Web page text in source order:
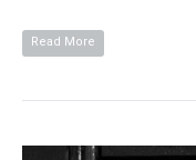
Read More